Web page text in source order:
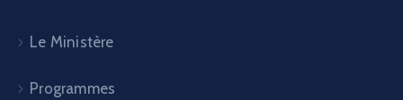
Le Ministère
Programmes